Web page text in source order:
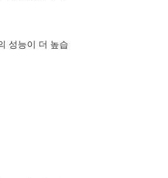
성능이 더 높습